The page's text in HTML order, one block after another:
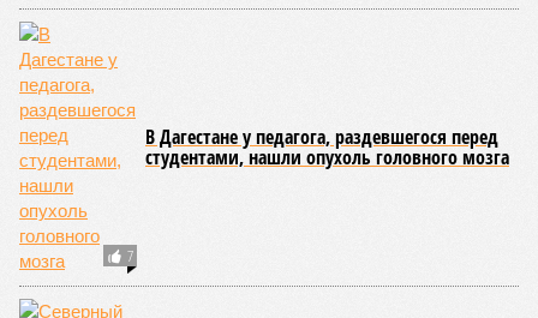
7
В Дагестане у педагога, раздевшегося перед
студентами, нашли опухоль головного мозга